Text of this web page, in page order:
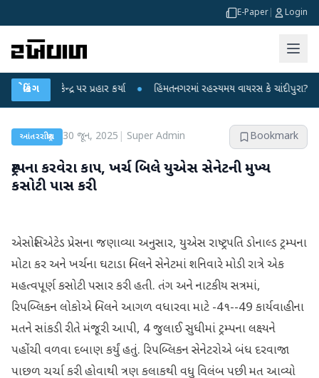
E-Paper Login
બ્રેકિંગ
કેન્દ્ર પર પ્રહાર કર્યા ● હિંમતનગરમાં રહસ્યમય વાયરસ કે ચાંદીપુરા? 6 બાળકોના
આંતરરાષ્ટ્રીય 30 જૂન, 2025 Super Admin Bookmark
ટ્રમ્પના કરવેરા કાપ, ખર્ચ બિલે યુએસ સેનેટની મુખ્ય
કસોટી પાસ કરી
એસોસિએટેડ પ્રેસના જણાવ્યા અનુસાર, યુએસ રાષ્ટ્રપતિ ડોનાલ્ડ ટ્રમ્પના
મોટા કર અને ખર્ચના ઘટાડા બિલને સેનેટમાં શનિવારે મોડી રાત્રે એક
મહત્વપૂર્ણ કસોટી પસાર કરી હતી. તંગ અને નાટકીય સત્રમાં,
રિપબ્લિકન લોકોએ બિલને આગળ વધારવા માટે -4૧--49 કાર્યવાહીના
મતને સાંકડી રીતે મંજૂરી આપી, 4 જુલાઈ સુધીમાં ટ્રમ્પના લક્ષ્યને
પહોંચી વળવા દબાણ કર્યું હતું. રિપબ્લિકન સેનેટરોએ બંધ દરવાજા
પાછળ ચર્ચા કરી હોવાથી ત્રણ કલાકથી વધુ વિલંબ પછી મત આવ્યો